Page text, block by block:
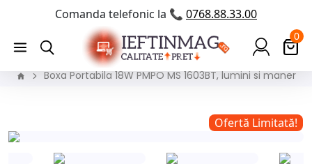
Comanda telefonic la 📞 0768.88.33.00
0
Boxa Portabila 18W PMPO MS 1603BT, lumini si maner
Ofertă Limitată!